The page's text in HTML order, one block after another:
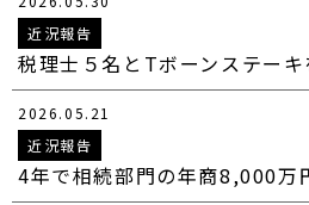
近況報告
税理士５名とTボーンステー
2026.05.21
近況報告
4年で相続部門の年商8,000万